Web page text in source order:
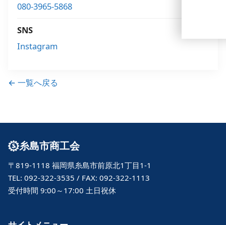
080-3965-5868
SNS
Instagram
← 一覧へ戻る
糸島市商工会
〒819-1118 福岡県糸島市前原北1丁目1-1
TEL: 092-322-3535 / FAX: 092-322-1113
受付時間 9:00～17:00 土日祝休